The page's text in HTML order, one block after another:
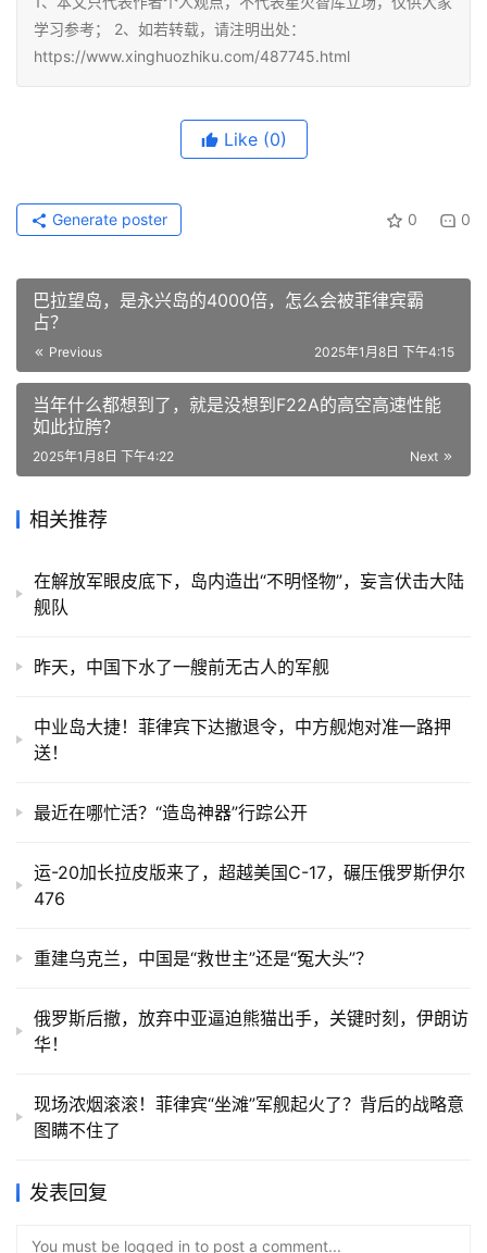
学习参考； 2、如若转载，请注明出处：
https://www.xinghuozhiku.com/487745.html
Like (0)
0 0
Generate poster
巴拉望岛，是永兴岛的4000倍，怎么会被菲律宾霸
占？
Previous 2025年1月8日 下午4:15
当年什么都想到了，就是没想到F22A的高空高速性能
如此拉胯？
Next
2025年1月8日 下午4:22
相关推荐
在解放军眼皮底下，岛内造出“不明怪物”，妄言伏击大陆
舰队
​昨天，中国下水了一艘前无古人的军舰
中业岛大捷！菲律宾下达撤退令，中方舰炮对准一路押
送！
最近在哪忙活？“造岛神器”行踪公开
运-20加长拉皮版来了，超越美国C-17，碾压俄罗斯伊尔
476
重建乌克兰，中国是“救世主”还是“冤大头”？
俄罗斯后撤，放弃中亚逼迫熊猫出手，关键时刻，伊朗访
华！
现场浓烟滚滚！菲律宾“坐滩”军舰起火了？背后的战略意
图瞒不住了
发表回复
You must be logged in to post a comment...